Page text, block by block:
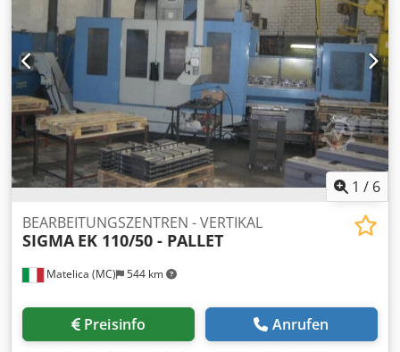
1 / 6
Matelica (MC) 544 km
BEARBEITUNGSZENTREN - VERTIKAL
SIGMA EK 110/50 - PALLET
Preisinfo Anrufen